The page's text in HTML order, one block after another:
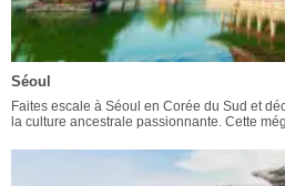
Séoul
Faites escale à Séoul en Corée du Sud et
la culture ancestrale passionnante. Cette